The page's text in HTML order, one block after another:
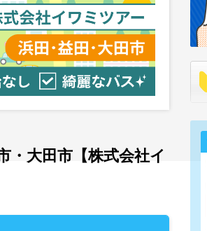
・大田市【株式会社イ